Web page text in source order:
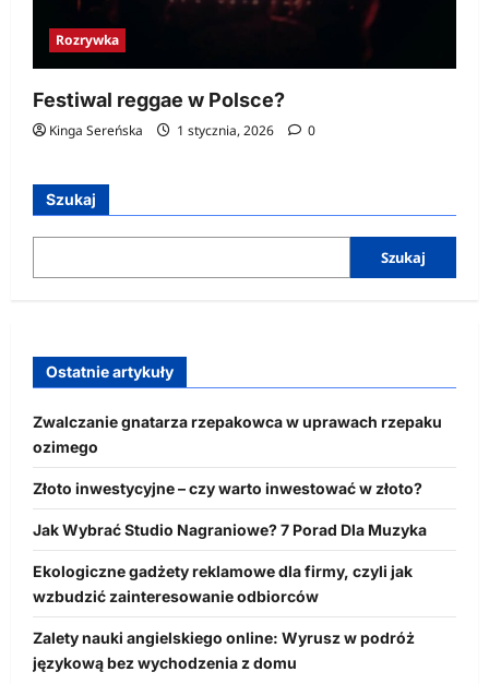
Rozrywka
Festiwal reggae w Polsce?
Kinga Sereńska 1 stycznia, 2026 0
Szukaj
Szukaj
Ostatnie artykuły
Zwalczanie gnatarza rzepakowca w uprawach rzepaku
ozimego
Złoto inwestycyjne – czy warto inwestować w złoto?
Jak Wybrać Studio Nagraniowe? 7 Porad Dla Muzyka
Ekologiczne gadżety reklamowe dla firmy, czyli jak
wzbudzić zainteresowanie odbiorców
Zalety nauki angielskiego online: Wyrusz w podróż
językową bez wychodzenia z domu